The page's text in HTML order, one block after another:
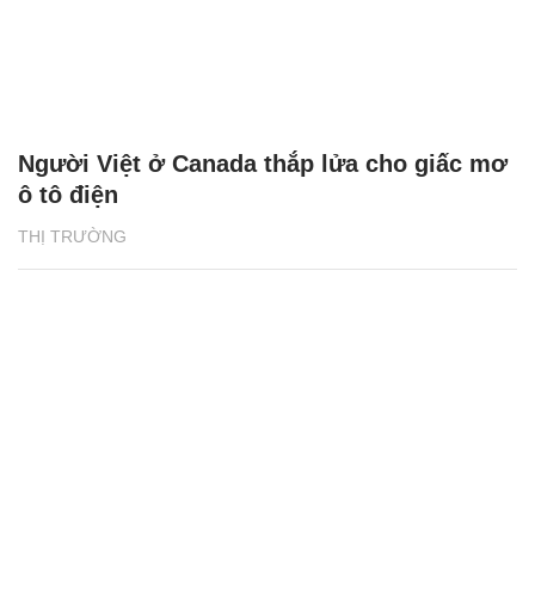
THỊ TRƯỜNG
Người Việt ở Canada thắp lửa cho giấc mơ
ô tô điện